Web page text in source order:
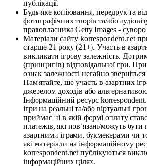
публікації.
Будь-яке копіювання, передрук та
фотографічних творів та/або
правовласника Getty Images - суворо
Матеріали сайту korrespondent.net
старше 21 року (21+). Участь в
викликати ігрову залежність.
(принципів) відповідальної гри.
ознак залежності негайно зверніться
Пам'ятайте, що участь в азартних
джерелом доходів або
Інформаційний ресурс
ігри на реальні та/або віртуальні
приймає ні в якій формі оплату
платежів, які пов’язані/можуть бути
азартними іграми, букмекерами чи
які матеріали на інформаційному
korrespondent.net публікуються
інформаційних цілях.